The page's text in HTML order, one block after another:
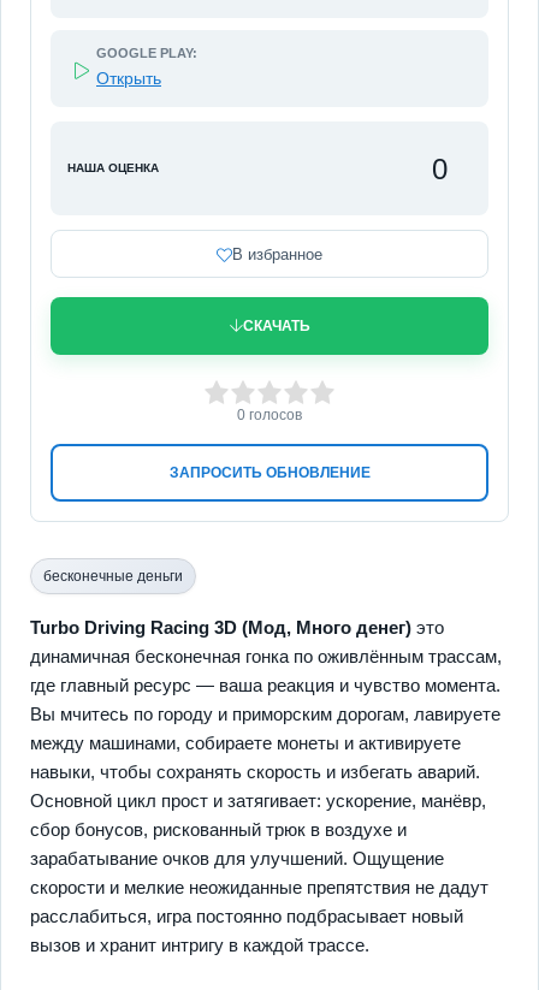
GOOGLE PLAY:
Открыть
НАША ОЦЕНКА 0
В избранное
СКАЧАТЬ
ЗАПРОСИТЬ ОБНОВЛЕНИЕ
3 4 5
0 голосов
бесконечные деньги
Turbo Driving Racing 3D (Мод, Много денег) это
динамичная бесконечная гонка по оживлённым трассам,
где главный ресурс — ваша реакция и чувство момента.
Вы мчитесь по городу и приморским дорогам, лавируете
между машинами, собираете монеты и активируете
навыки, чтобы сохранять скорость и избегать аварий.
Основной цикл прост и затягивает: ускорение, манёвр,
сбор бонусов, рискованный трюк в воздухе и
зарабатывание очков для улучшений. Ощущение
скорости и мелкие неожиданные препятствия не дадут
расслабиться, игра постоянно подбрасывает новый
вызов и хранит интригу в каждой трассе.